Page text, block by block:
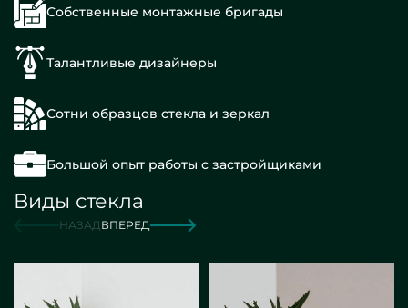
Собственные монтажные бригады
Талантливые дизайнеры
Сотни образцов стекла и зеркал
Большой опыт работы с застройщиками
Виды стекла
НАЗАДВПЕРЕД